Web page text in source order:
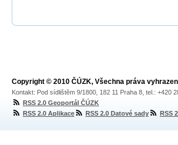
Copyright © 2010 ČÚZK, Všechna práva
Kontakt: Pod sídlištěm 9/1800, 182 11 Praha 8, tel.: +420
RSS 2.0 Geoportál ČÚZK
RSS 2.0 Aplikace
RSS 2.0 Datové sady RSS